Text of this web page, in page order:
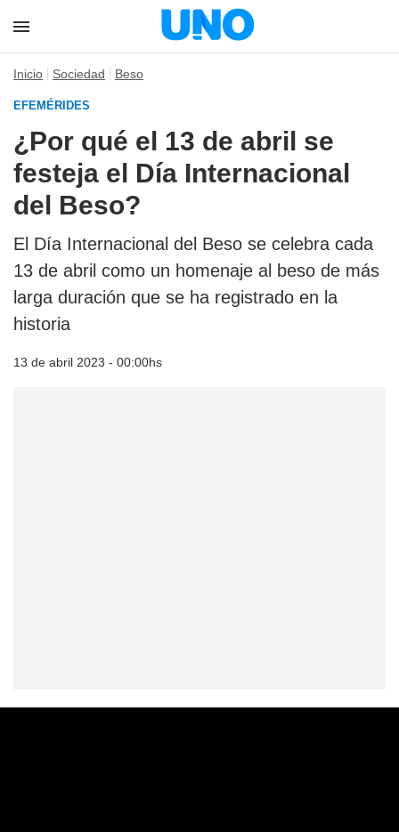
Inicio Sociedad Beso
EFEMÉRIDES
¿Por qué el 13 de abril se
festeja el Día Internacional
del Beso?
El Día Internacional del Beso se celebra cada
13 de abril como un homenaje al beso de más
larga duración que se ha registrado en la
historia
13 de abril 2023 - 00:00hs